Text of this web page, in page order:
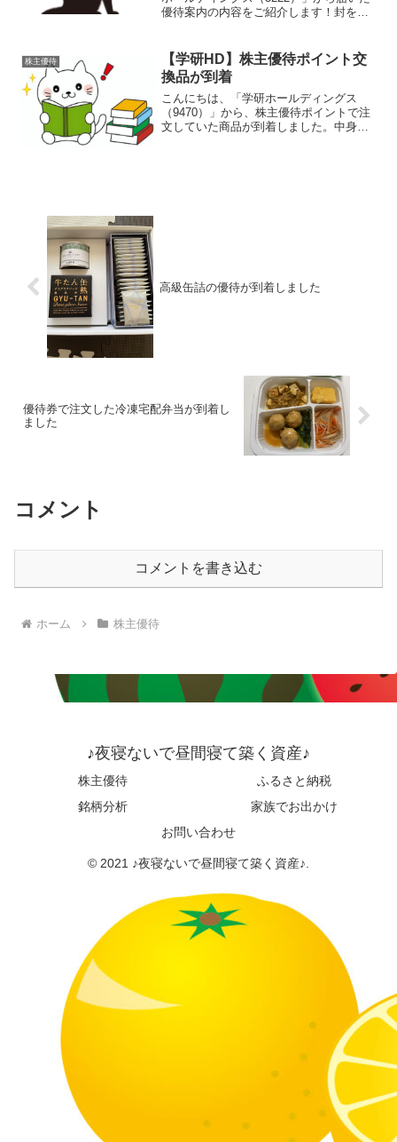
優待案内の内容をご紹介します！封を開
しか～～～！そして、選択肢が12品に拡
大！！前回までは5...
株主優待
【学研HD】株主優待ポイント交
換品が到着
こんにちは、「学研ホールディングス
（9470）」から、株主優待ポイントで注
文していた商品が到着しました。中身は
高級缶詰の優待が到着しました
優待券で注文した冷凍宅配弁当が到着し
ました
コメント
コメントを書き込む
ホーム 株主優待
♪夜寝ないで昼間寝て築く資産♪
株主優待
ふるさと納税
銘柄分析
家族でお出かけ
お問い合わせ
© 2021 ♪夜寝ないで昼間寝て築く資産♪.